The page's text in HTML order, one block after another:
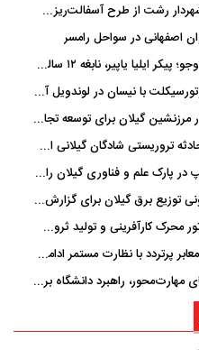
بازدید بامدادی شهردار رشت از طرح آسفالت‌ریزی گسترده در مناطق پنج‌گانه
پایان تلخ جست‌وجو؛ پیکر ایلیا یاپیر، نابغه ۱۲ ساله لاهیجانی پیدا شد
تصادف مرگبار موتورسیکلت با نیسان در لوندویل آستارا/ انتقال مصدوم با اورژانس هوایی به رشت
ظرفیت ۵۰۰ هزار مرزنشین گیلان برای توسعه تجارت فعال می‌شود
یکی از شهدای حادثه تروریستی شادگان گیلانی است/ شهادت «سینا سیاه‌ نژاد» در درگیری با اشرار مسلح
آکادمی منتورشیپ در پارک علم و فناوری گیلان راه‌اندازی شد
پاداش ۳۰۰ میلیونی توزیع برق گیلان برای گزارش ماینرهای غیرمجاز
مهارت‌آموزی موتور محرک کارآفرینی و تولید ثروت است
شوقی: بهسازی معابر پرتردد با نظارت مستمر ادامه دارد
توسعه آموزش‌های مهارت‌محور، راهبرد دانشگاه برای تربیت نیروی متخصص است